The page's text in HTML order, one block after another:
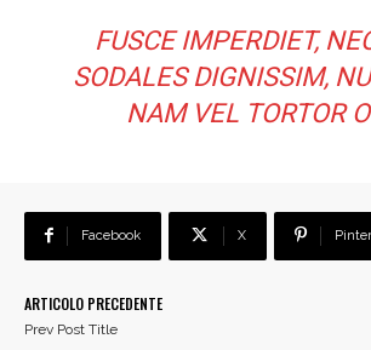
FUSCE IMPERDIET,
SODALES DIGNISSIM,
NAM VEL TORTOR
Facebook X
ARTICOLO PRECEDENTE
Prev Post Title